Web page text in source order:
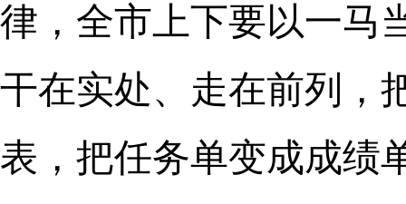
律，全市上下要以一马
干在实处、走在前列，
表，把任务单变成成绩